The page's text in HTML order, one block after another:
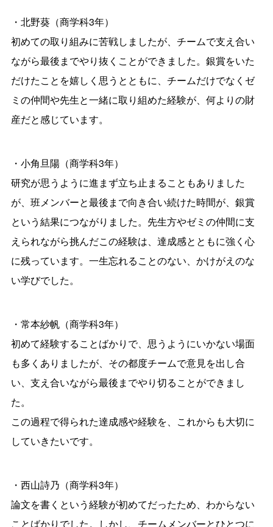
・北野葵（商学科3年）
初めての取り組みに苦戦しましたが、チームで支え合い
ながら最後までやり抜くことができました。銀賞をいた
だけたことを嬉しく思うとともに、チームだけでなくゼ
ミの仲間や先生と一緒に取り組めた経験が、何よりの財
産だと感じています。
・小角旦陽（商学科3年）
研究が思うように進まず立ち止まることもありました
が、班メンバーと最後まで向き合い続けた時間が、銀賞
という結果につながりました。先生方やゼミの仲間に支
えられながら挑んだこの経験は、達成感とともに強く心
に残っています。一生忘れることのない、かけがえのな
い学びでした。
・常本紗帆（商学科3年）
初めて経験することばかりで、思うようにいかない場面
も多くありましたが、その都度チームで意見を出し合
い、支え合いながら最後までやり切ることができまし
た。
この過程で得られた達成感や経験を、これからも大切に
していきたいです。
・西山詩乃（商学科3年）
論文を書くという経験が初めてだったため、わからない
ことばかりでした。しかし、チームメンバーとひとつに